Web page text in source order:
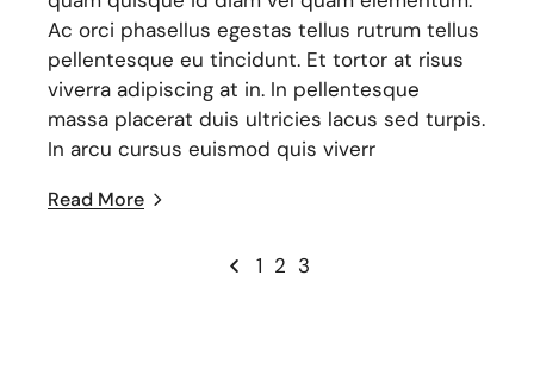
Ac orci phasellus egestas tellus rutrum tellus
pellentesque eu tincidunt. Et tortor at risus
viverra adipiscing at in. In pellentesque
massa placerat duis ultricies lacus sed turpis.
In arcu cursus euismod quis viverr
Read More
1 2 3